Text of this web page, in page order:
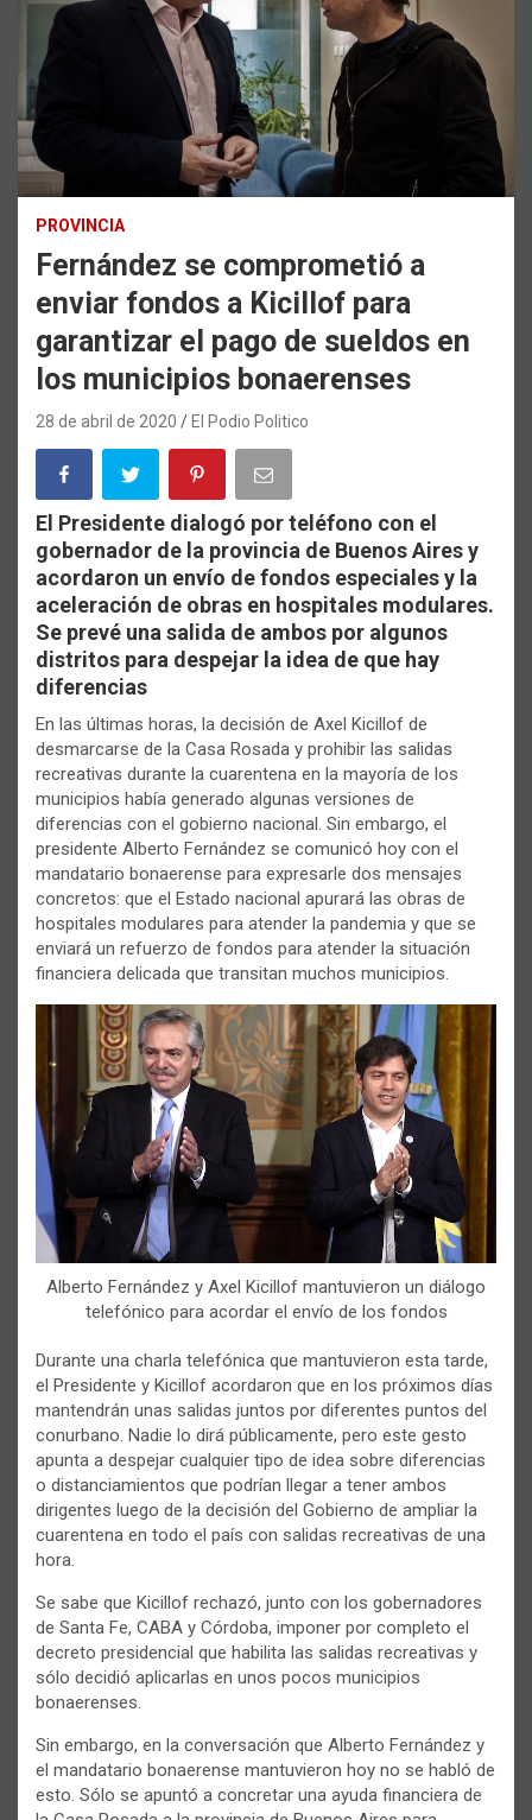
PROVINCIA
Fernández se comprometió a
enviar fondos a Kicillof para
garantizar el pago de sueldos en
los municipios bonaerenses
28 de abril de 2020 El Podio Politico
El Presidente dialogó por teléfono con el
gobernador de la provincia de Buenos Aires y
acordaron un envío de fondos especiales y la
aceleración de obras en hospitales modulares.
Se prevé una salida de ambos por algunos
distritos para despejar la idea de que hay
diferencias
En las últimas horas, la decisión de Axel Kicillof de
desmarcarse de la Casa Rosada y prohibir las salidas
recreativas durante la cuarentena en la mayoría de los
municipios había generado algunas versiones de
diferencias con el gobierno nacional. Sin embargo, el
presidente Alberto Fernández se comunicó hoy con el
mandatario bonaerense para expresarle dos mensajes
concretos: que el Estado nacional apurará las obras de
hospitales modulares para atender la pandemia y que se
enviará un refuerzo de fondos para atender la situación
financiera delicada que transitan muchos municipios.
Alberto Fernández y Axel Kicillof mantuvieron un diálogo
telefónico para acordar el envío de los fondos
Durante una charla telefónica que mantuvieron esta tarde,
el Presidente y Kicillof acordaron que en los próximos días
mantendrán unas salidas juntos por diferentes puntos del
conurbano. Nadie lo dirá públicamente, pero este gesto
apunta a despejar cualquier tipo de idea sobre diferencias
o distanciamientos que podrían llegar a tener ambos
dirigentes luego de la decisión del Gobierno de ampliar la
cuarentena en todo el país con salidas recreativas de una
hora.
Se sabe que Kicillof rechazó, junto con los gobernadores
de Santa Fe, CABA y Córdoba, imponer por completo el
decreto presidencial que habilita las salidas recreativas y
sólo decidió aplicarlas en unos pocos municipios
bonaerenses.
Sin embargo, en la conversación que Alberto Fernández y
el mandatario bonaerense mantuvieron hoy no se habló de
esto. Sólo se apuntó a concretar una ayuda financiera de